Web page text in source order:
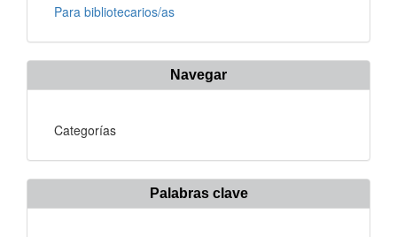
Para bibliotecarios/as
Navegar
Categorías
Palabras clave